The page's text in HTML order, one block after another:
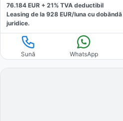
76.184 EUR + 21% TVA deductibil
Leasing de la 928 EUR/luna cu dobăndă
juridice.
Sună WhatsApp